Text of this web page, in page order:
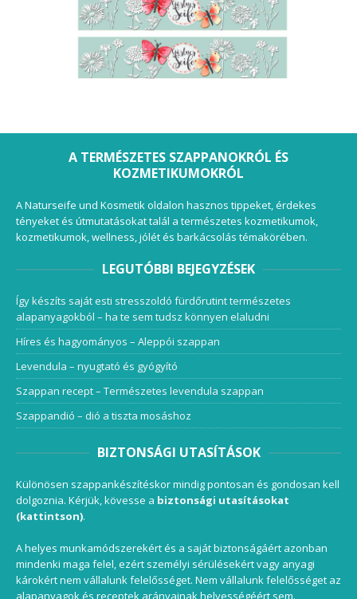
A TERMÉSZETES SZAPPANOKRÓL ÉS
KOZMETIKUMOKRÓL
A Naturseife und Kosmetik oldalon hasznos tippeket, érdekes
tényeket és útmutatásokat talál a természetes kozmetikumok,
kozmetikumok, wellness, jólét és barkácsolás témakörében.
LEGUTÓBBI BEJEGYZÉSEK
Így készíts saját esti stresszoldó fürdőrutint természetes
alapanyagokból – ha te sem tudsz könnyen elaludni
Híres és hagyományos – Aleppói szappan
Levendula – nyugtató és gyógyító
Szappan recept – Természetes levendula szappan
Szappandió – dió a tiszta mosáshoz
BIZTONSÁGI UTASÍTÁSOK
Különösen szappankészítéskor mindig pontosan és gondosan kell
dolgoznia. Kérjük, kövesse a biztonsági utasításokat
(kattintson).
A helyes munkamódszerekért és a saját biztonságáért azonban
mindenki maga felel, ezért személyi sérülésekért vagy anyagi
károkért nem vállalunk felelősséget. Nem vállalunk felelősséget az
alapanyagok és receptek arányainak helyességéért sem.